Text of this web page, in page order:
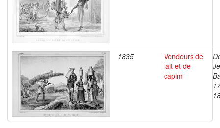
1835
Vendeurs de
lait et de
capim